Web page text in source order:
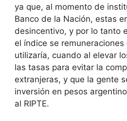
ya que, al momento de
Banco de la Nación, estas
desincentivo, y por lo tanto
el índice se remuneraciones
utilizaría, cuando al elevar
las tasas para evitar la
extranjeras, y que la gente
inversión en pesos
al RIPTE.